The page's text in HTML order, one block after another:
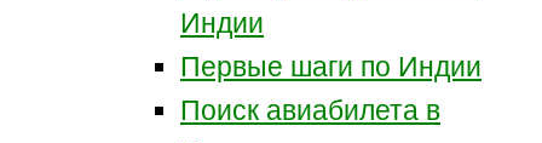
Индии
Первые шаги по Индии
Поиск авиабилета в